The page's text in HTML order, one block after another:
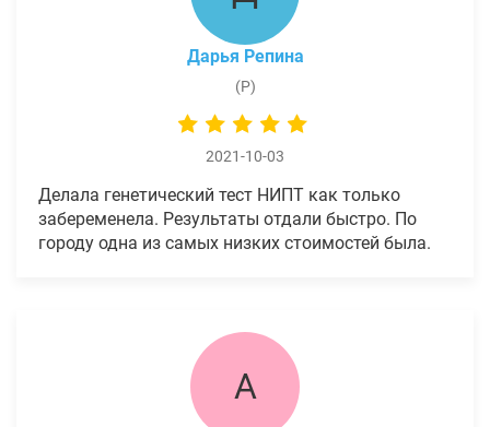
Дарья Репина
(Р)
2021-10-03
Делала генетический тест НИПТ как только
забеременела. Результаты отдали быстро. По
городу одна из самых низких стоимостей была.
А